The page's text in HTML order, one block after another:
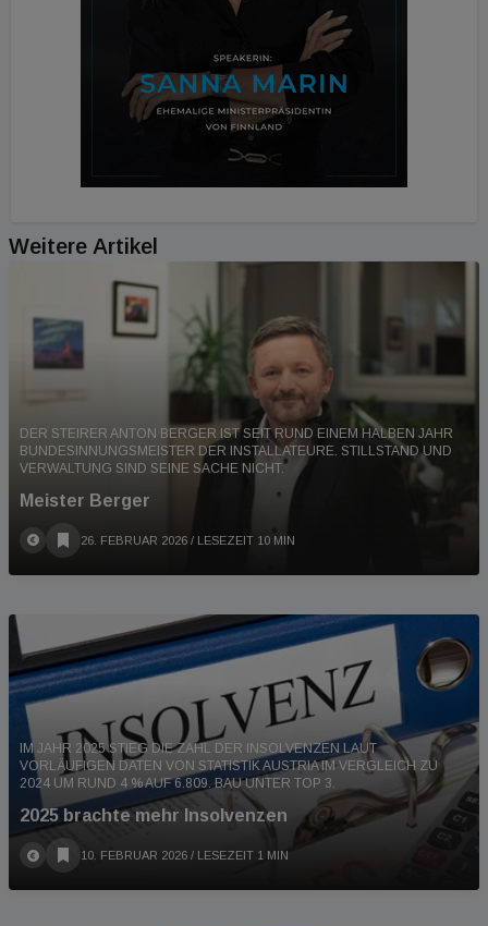
Weitere Artikel
DER STEIRER ANTON BERGER IST SEIT RUND EINEM HALBEN JAHR
BUNDESINNUNGSMEISTER DER INSTALLATEURE. STILLSTAND UND
VERWALTUNG SIND SEINE SACHE NICHT.
Meister Berger
26. FEBRUAR 2026 / LESEZEIT 10 MIN
IM JAHR 2025 STIEG DIE ZAHL DER INSOLVENZEN LAUT
VORLÄUFIGEN DATEN VON STATISTIK AUSTRIA IM VERGLEICH ZU
2024 UM RUND 4 % AUF 6.809. BAU UNTER TOP 3.
2025 brachte mehr Insolvenzen
10. FEBRUAR 2026 / LESEZEIT 1 MIN